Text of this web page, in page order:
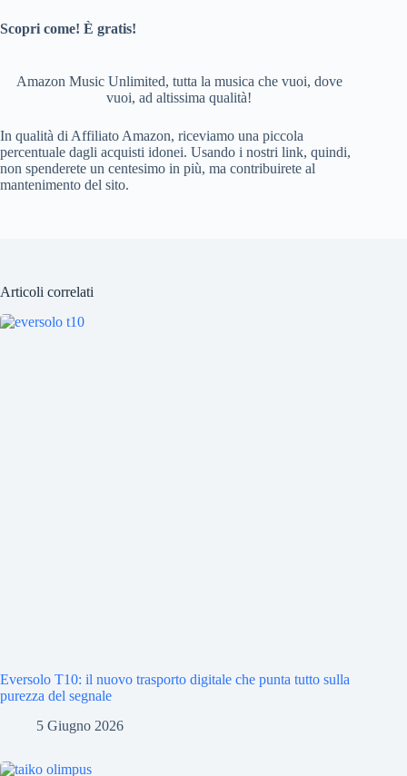
Scopri come! È gratis!
Amazon Music Unlimited, tutta la musica che vuoi, dove
vuoi, ad altissima qualità!
In qualità di Affiliato Amazon, riceviamo una piccola
percentuale dagli acquisti idonei. Usando i nostri link, quindi,
non spenderete un centesimo in più, ma contribuirete al
mantenimento del sito.
Articoli correlati
Eversolo T10: il nuovo trasporto digitale che punta tutto sulla
purezza del segnale
5 Giugno 2026